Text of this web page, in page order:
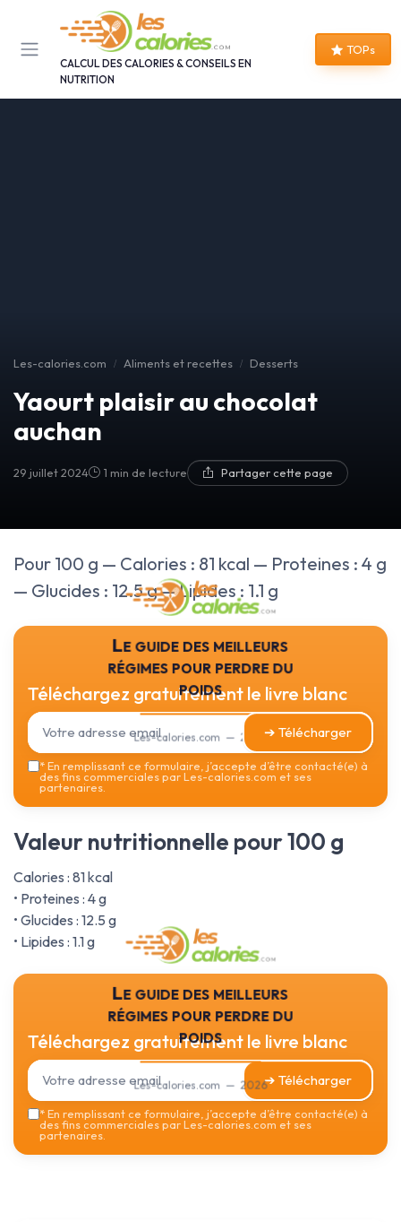
CALCUL DES CALORIES & CONSEILS EN
NUTRITION
TOPs
Les-calories.com Aliments et recettes Desserts
Yaourt plaisir au chocolat
auchan
29 juillet 2024 1 min de lecture Partager cette page
Pour 100 g — Calories : 81 kcal — Proteines : 4 g
— Glucides : 12.5 g — Lipides : 1.1 g
Le guide des meilleurs
régimes pour perdre du
poids
Les-calories.com — 2026
Téléchargez gratuitement le livre blanc
➔ Télécharger
*En remplissant ce formulaire, j’accepte d’être contacté(e) à
des fins commerciales par Les-calories.com et ses
partenaires.
Valeur nutritionnelle pour 100 g
Calories : 81 kcal
• Proteines : 4 g
• Glucides : 12.5 g
• Lipides : 1.1 g
Le guide des meilleurs
régimes pour perdre du
poids
Les-calories.com — 2026
Téléchargez gratuitement le livre blanc
➔ Télécharger
*En remplissant ce formulaire, j’accepte d’être contacté(e) à
des fins commerciales par Les-calories.com et ses
partenaires.
Panneau de gestion des cookies